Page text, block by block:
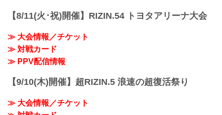
2023年11月4日（土）日本時間 22:00開始
（現地時間：11月4日（土）15:30開場 /
ご了承ください。
会場
【8/11(火･祝)開催】RIZIN.54 トヨタアリーナ大会
≫ 大会情報／チケット
≫ 対戦カード
≫ PPV配信情報
【9/10(木)開催】超RIZIN.5 浪速の超復活祭り
≫ 大会情報／チケット